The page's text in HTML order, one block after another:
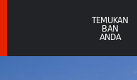
TEMUKAN
BAN
ANDA